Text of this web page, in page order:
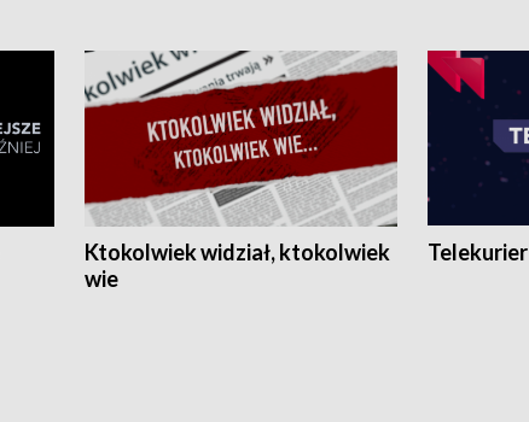
Ktokolwiek widział, ktokolwiek
wie
Telekurier